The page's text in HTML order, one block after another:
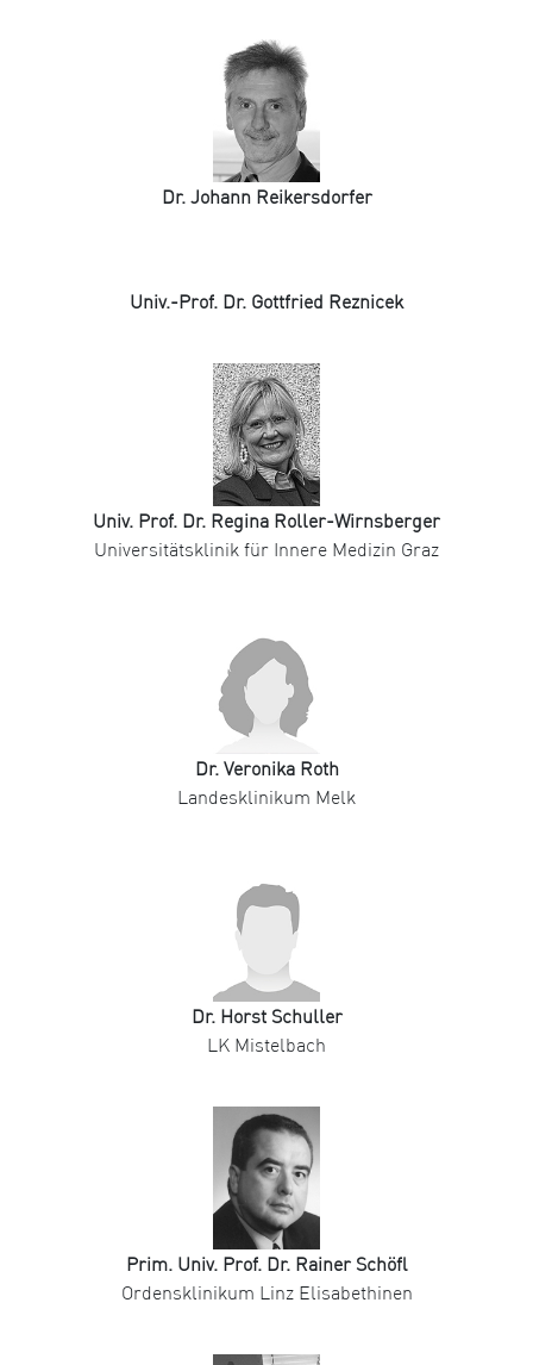
Dr. Johann Reikersdorfer
Univ.-Prof. Dr. Gottfried Reznicek
Univ. Prof. Dr. Regina Roller-Wirnsberger
Universitätsklinik für Innere Medizin Graz
Dr. Veronika Roth
Landesklinikum Melk
Dr. Horst Schuller
LK Mistelbach
Prim. Univ. Prof. Dr. Rainer Schöfl
Ordensklinikum Linz Elisabethinen